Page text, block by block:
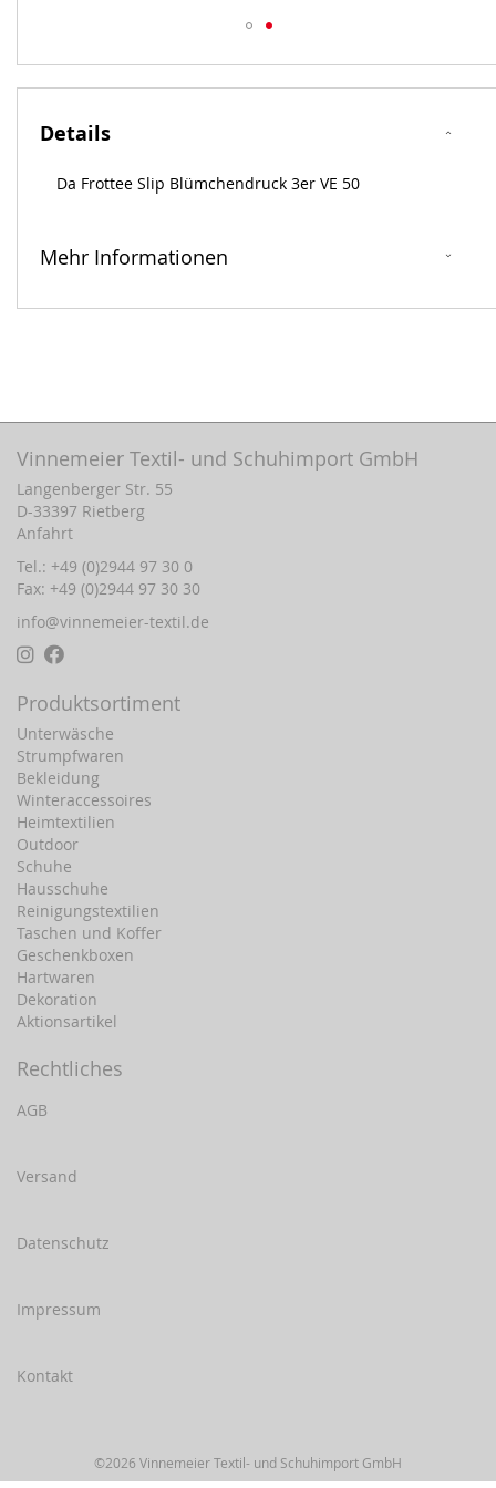
der
springen
Details
Da Frottee Slip Blümchendruck 3er VE 50
Mehr Informationen
Vinnemeier Textil- und Schuhimport GmbH
Langenberger Str. 55
D-33397 Rietberg
Anfahrt
Tel.: +49 (0)2944 97 30 0
Fax: +49 (0)2944 97 30 30
info@vinnemeier-textil.de
Produktsortiment
Unterwäsche
Strumpfwaren
Bekleidung
Winteraccessoires
Heimtextilien
Outdoor
Schuhe
Hausschuhe
Reinigungstextilien
Taschen und Koffer
Geschenkboxen
Hartwaren
Dekoration
Aktionsartikel
Rechtliches
AGB
Versand
Datenschutz
Impressum
Kontakt
©2026 Vinnemeier Textil- und Schuhimport GmbH